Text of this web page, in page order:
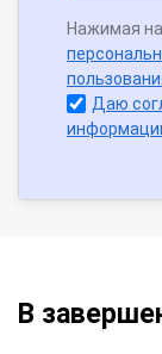
Нажимая
Даю
В